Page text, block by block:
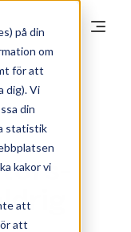
på din
om
för att
dig). Vi
din
statistik
kakor vi
att
att